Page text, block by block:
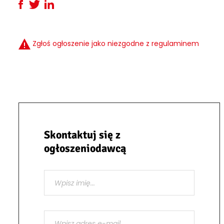
Zgłoś ogłoszenie jako niezgodne z regulaminem
Skontaktuj się z
ogłoszeniodawcą